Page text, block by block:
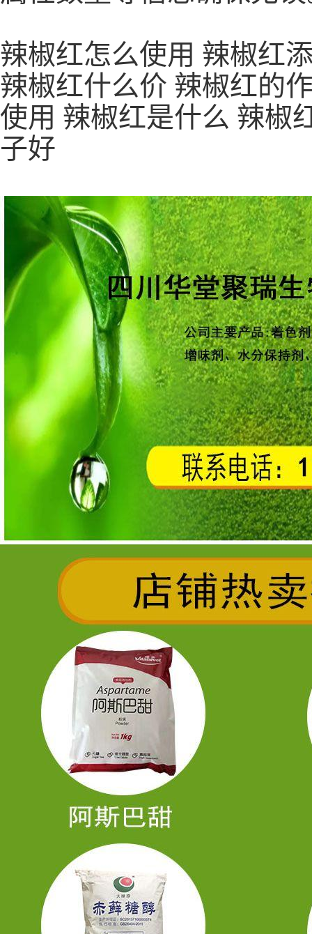
辣椒红怎么使用 辣椒红
辣椒红什么价 辣椒红的
使用 辣椒红是什么 辣椒
子好